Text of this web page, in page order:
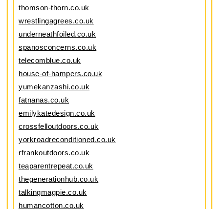
thomson-thorn.co.uk
wrestlingagrees.co.uk
underneathfoiled.co.uk
spanosconcerns.co.uk
telecomblue.co.uk
house-of-hampers.co.uk
yumekanzashi.co.uk
fatnanas.co.uk
emilykatedesign.co.uk
crossfelloutdoors.co.uk
yorkroadreconditioned.co.uk
rfrankoutdoors.co.uk
teaparentrepeat.co.uk
thegenerationhub.co.uk
talkingmagpie.co.uk
humancotton.co.uk